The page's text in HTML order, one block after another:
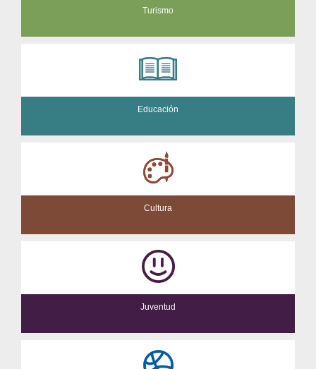
Turismo
Educación
Cultura
Juventud